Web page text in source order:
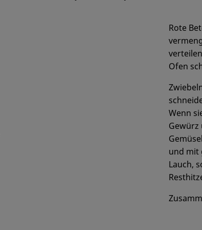
Rote
Ofen
Wenn
Gewürz
und mit
Lauch,